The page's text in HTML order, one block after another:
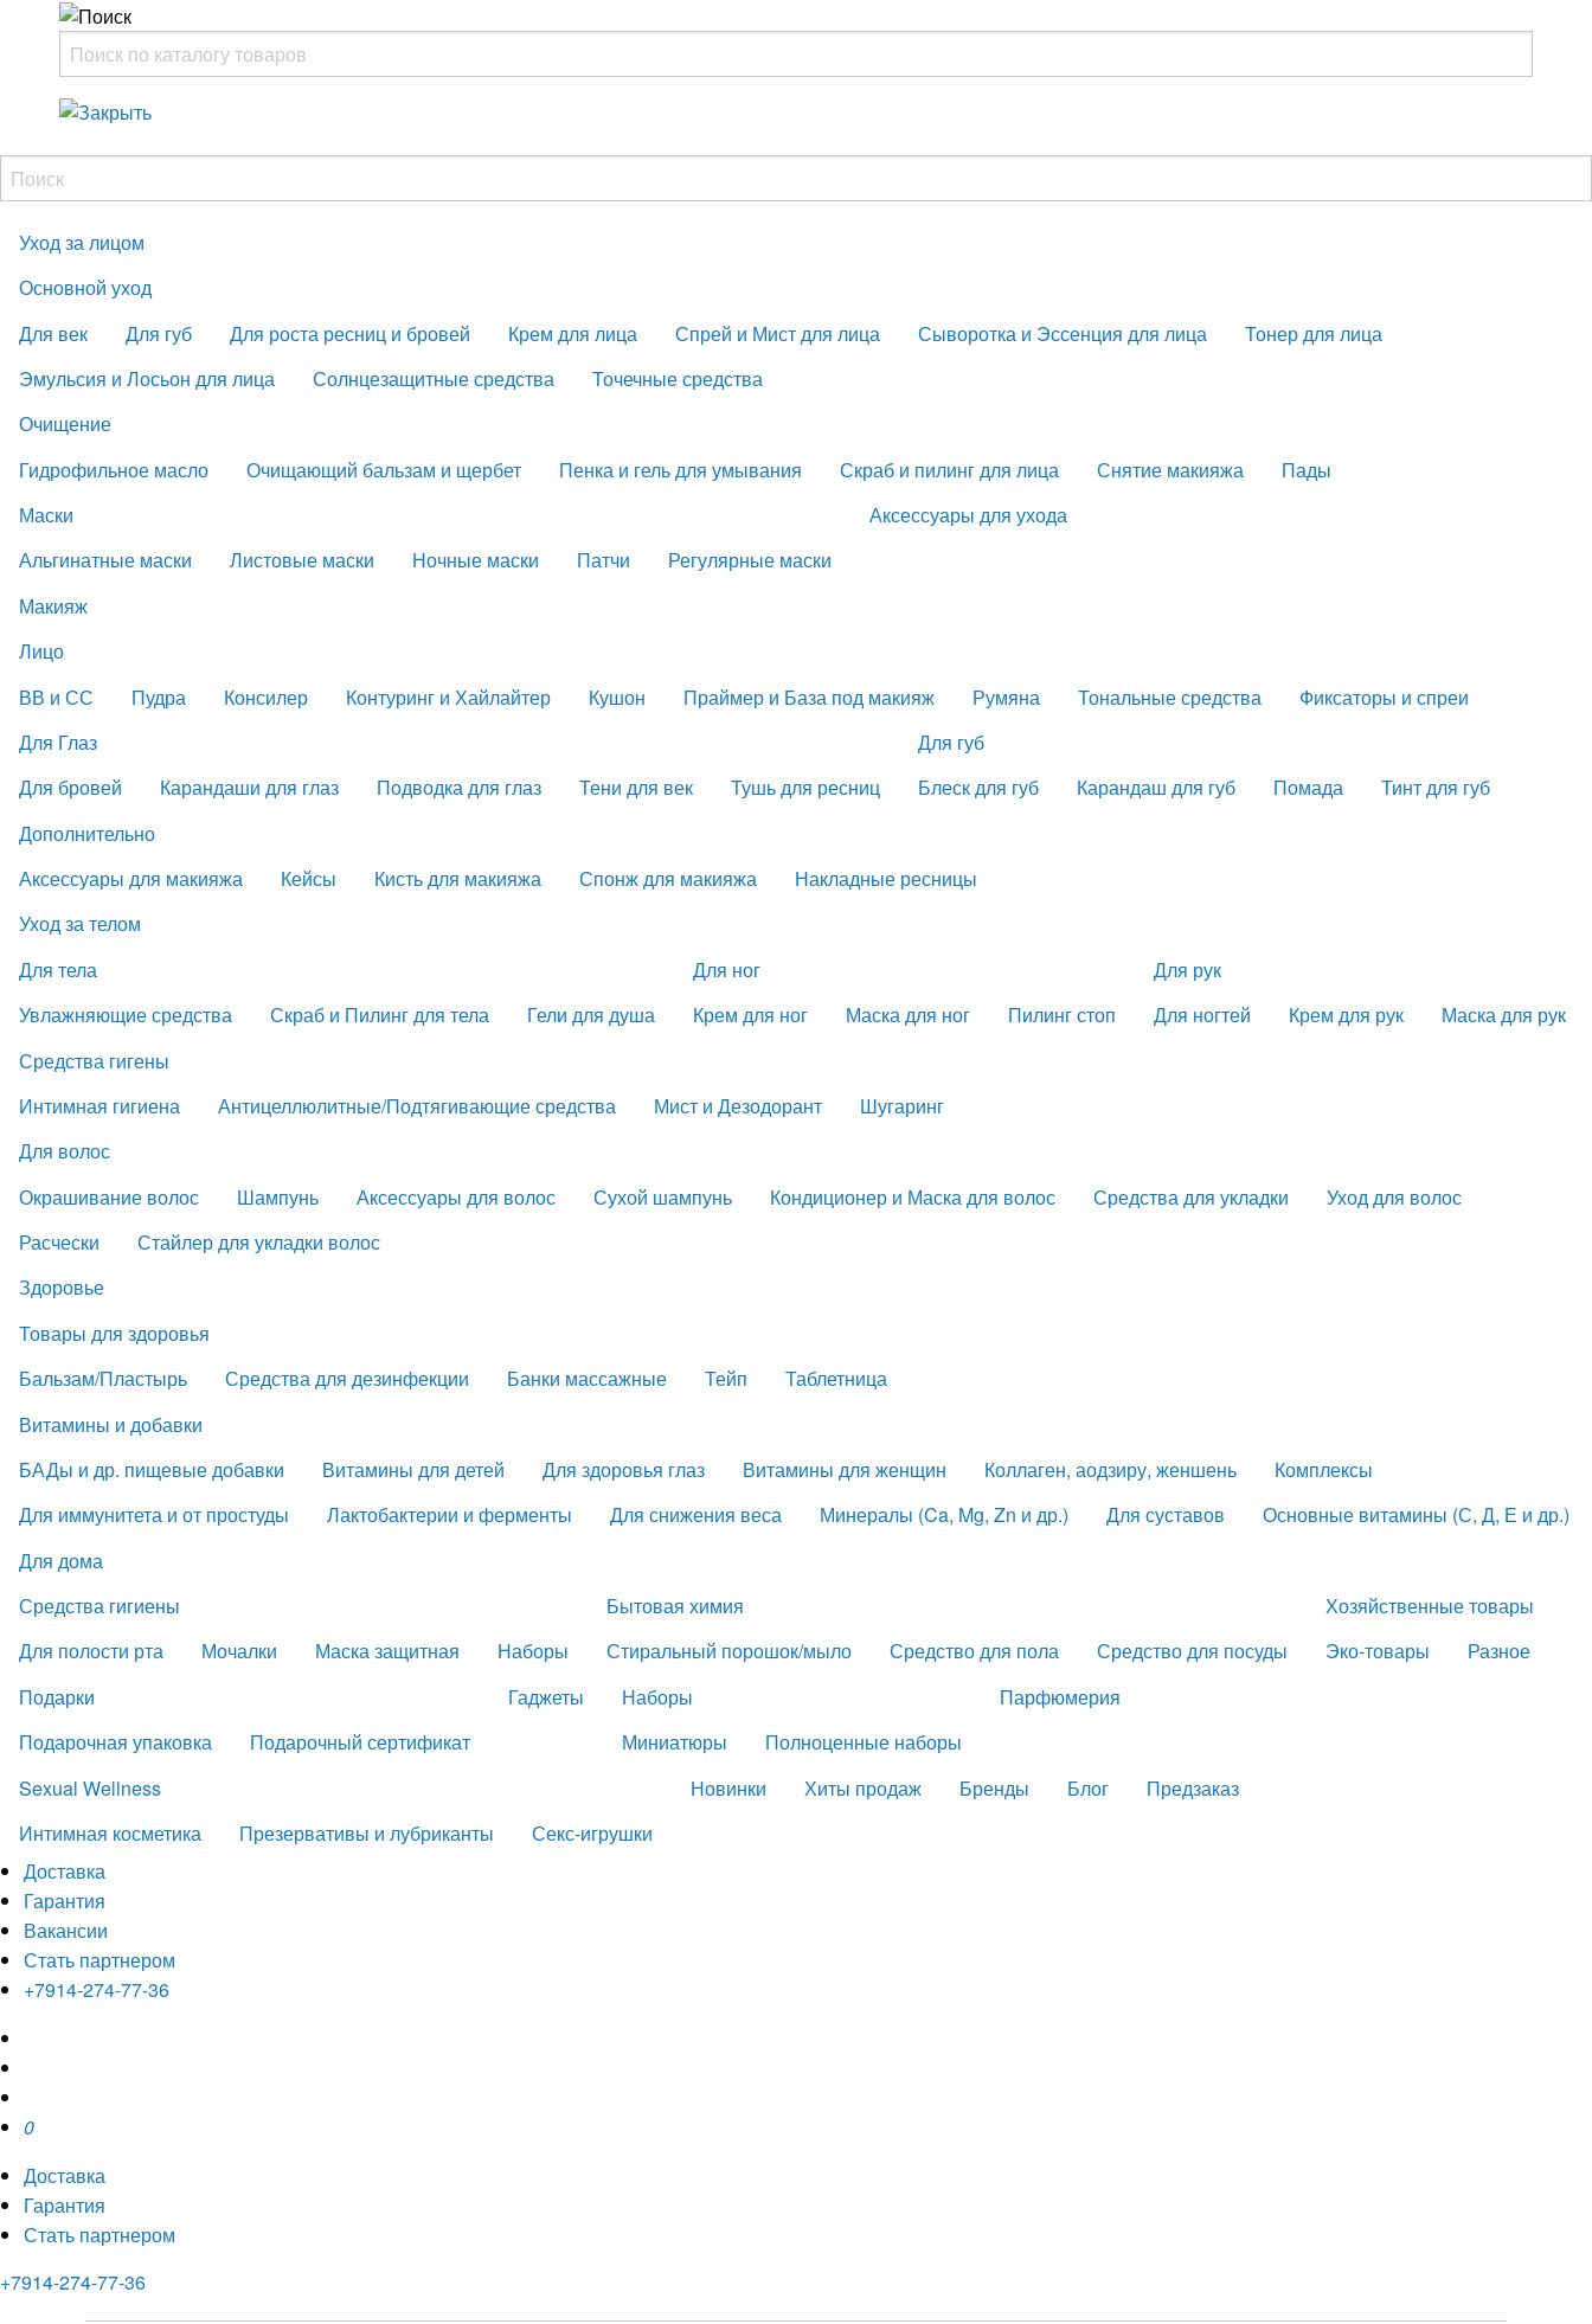
Уход за лицом
Основной уход
Для век
Для губ Для роста ресниц и бровей Крем для лица Спрей и Мист для лица Сыворотка и Эссенция для лица
Тонер для лица
Эмульсия и Лосьон для лица
Солнцезащитные средства
Точечные средства
Очищение
Гидрофильное масло
Очищающий бальзам и щербет Пенка и гель для умывания Скраб и пилинг для лица Снятие макияжа
Пады
Маски
Альгинатные маски
Листовые маски Ночные маски Патчи Регулярные маски
Аксессуары для ухода
Макияж
Лицо
ВВ и СС
Пудра Консилер Контуринг и Хайлайтер Кушон Праймер и База под макияж Румяна Тональные средства
Фиксаторы и спреи
Для Глаз
Для бровей
Карандаши для глаз Подводка для глаз Тени для век Тушь для ресниц
Для губ
Блеск для губ
Карандаш для губ Помада
Тинт для губ
Дополнительно
Аксессуары для макияжа
Кейсы Кисть для макияжа Спонж для макияжа
Накладные ресницы
Уход за телом
Для тела
Увлажняющие средства
Скраб и Пилинг для тела Гели для душа
Для ног
Крем для ног
Маска для ног Пилинг стоп
Для рук
Для ногтей
Крем для рук
Маска для рук
Средства гигены
Интимная гигиена
Антицеллюлитные/Подтягивающие средства Мист и Дезодорант
Шугаринг
Для волос
Окрашивание волос
Шампунь Аксессуары для волос Сухой шампунь Кондиционер и Маска для волос Средства для укладки
Уход для волос
Расчески
Стайлер для укладки волос
Здоровье
Товары для здоровья
Бальзам/Пластырь
Средства для дезинфекции Банки массажные Тейп
Таблетница
Витамины и добавки
БАДы и др. пищевые добавки
Витамины для детей Для здоровья глаз Витамины для женщин Коллаген, аодзиру, женшень
Комплексы
Для иммунитета и от простуды
Лактобактерии и ферменты Для снижения веса Минералы (Ca, Mg, Zn и др.) Для суставов
Основные витамины (С, Д, Е и др.)
Для дома
Средства гигиены
Для полости рта
Мочалки Маска защитная Наборы
Бытовая химия
Стиральный порошок/мыло
Средство для пола Средство для посуды
Хозяйственные товары
Эко-товары
Разное
Подарки
Подарочная упаковка
Подарочный сертификат
Гаджеты
Наборы
Миниатюры
Полноценные наборы
Парфюмерия
Sexual Wellness
Интимная косметика
Презервативы и лубриканты Секс-игрушки
Новинки Хиты продаж Бренды Блог Предзаказ
Доставка
Гарантия
Вакансии
Стать партнером
+7914-274-77-36
0
Доставка
Гарантия
Стать партнером
+7914-274-77-36